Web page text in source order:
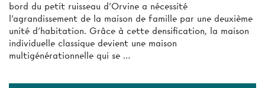
bord du petit ruisseau d’Orvine a nécessité
l’agrandissement de la maison de famille par une deuxième
unité d’habitation. Grâce à cette densification, la maison
individuelle classique devient une maison
multigénérationnelle qui se …